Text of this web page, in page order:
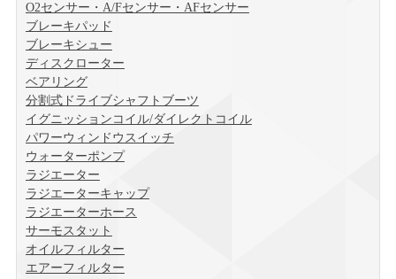
O2センサー・A/Fセンサー・AFセンサー
ブレーキパッド
ブレーキシュー
ディスクローター
ベアリング
分割式ドライブシャフトブーツ
イグニッションコイル/ダイレクトコイル
パワーウィンドウスイッチ
ウォーターポンプ
ラジエーター
ラジエーターキャップ
ラジエーターホース
サーモスタット
オイルフィルター
エアーフィルター